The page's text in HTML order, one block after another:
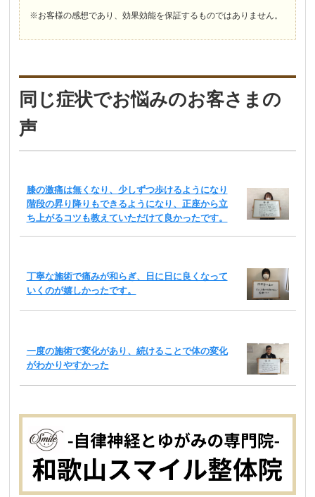
※お客様の感想であり、効果効能を保証するものではありません。
同じ症状でお悩みのお客さまの
声
膝の激痛は無くなり、少しずつ歩けるようになり
階段の昇り降りもできるようになり、正座から立
ち上がるコツも教えていただけて良かったです。
丁寧な施術で痛みが和らぎ、日に日に良くなって
いくのが嬉しかったです。
一度の施術で変化があり、続けることで体の変化
がわかりやすかった